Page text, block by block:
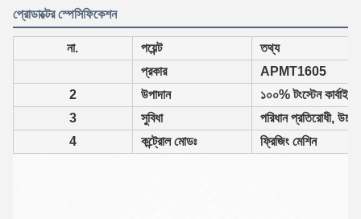
প্রোডাক্টের স্পেসিফিকেশন
না. পয়েন্ট
তথ্য
প্রকার
APMT1605
2
উপাদান
১০০% টংস্টেন
3
সুবিধা
পরিধান প্রতিরোধী, উচ্চ
4
কন্ট্রোল মোডঃ ফ্রিজিং মেশিন